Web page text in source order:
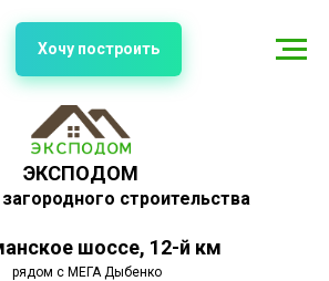
ЭКСПОДОМ
строительства
шоссе, 12-й км
рядом с МЕГА Дыбенко
Хочу построить